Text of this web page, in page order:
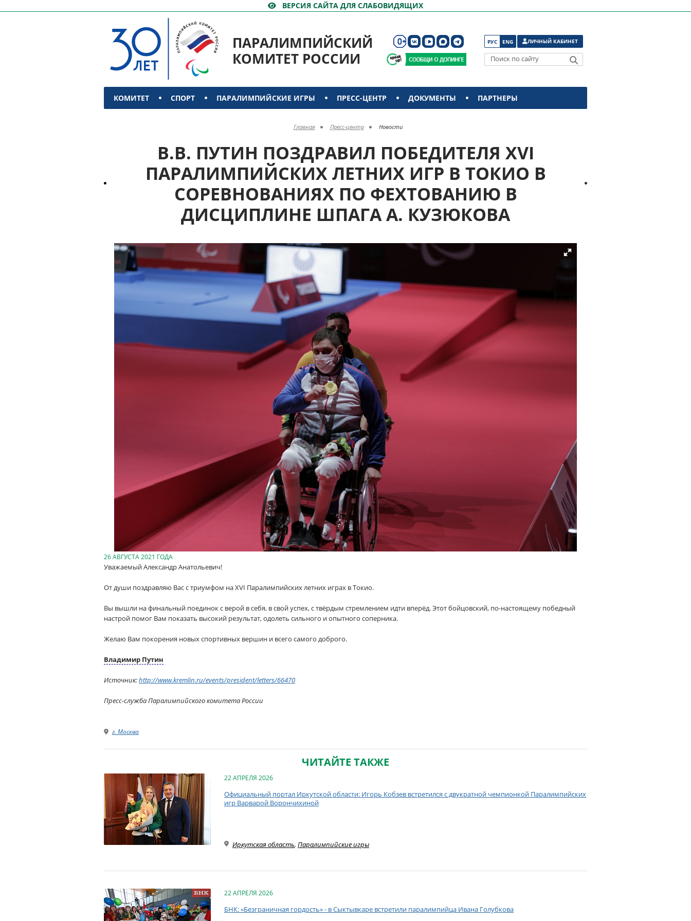
ВЕРСИЯ САЙТА ДЛЯ СЛАБОВИДЯЩИХ
ПАРАЛИМПИЙСКИЙ
КОМИТЕТ РОССИИ
РУС ENG ЛИЧНЫЙ КАБИНЕТ
Поиск по сайту
КОМИТЕТ СПОРТ ПАРАЛИМПИЙСКИЕ ИГРЫ ПРЕСС-ЦЕНТР ДОКУМЕНТЫ ПАРТНЕРЫ
Главная Пресс-центр Новости
В.В. ПУТИН ПОЗДРАВИЛ ПОБЕДИТЕЛЯ XVI
ПАРАЛИМПИЙСКИХ ЛЕТНИХ ИГР В ТОКИО В
СОРЕВНОВАНИЯХ ПО ФЕХТОВАНИЮ В
ДИСЦИПЛИНЕ ШПАГА А. КУЗЮКОВА
26 АВГУСТА 2021 ГОДА
Уважаемый Александр Анатольевич!
От души поздравляю Вас с триумфом на XVI Паралимпийских летних играх в Токио.
Вы вышли на финальный поединок с верой в себя, в свой успех, с твёрдым стремлением идти вперёд. Этот бойцовский, по-настоящему победный
настрой помог Вам показать высокий результат, одолеть сильного и опытного соперника.
Желаю Вам покорения новых спортивных вершин и всего самого доброго.
Владимир Путин
Источник:http://www.kremlin.ru/events/president/letters/66470
Пресс-служба Паралимпийского комитета России
г. Москва
ЧИТАЙТЕ ТАКЖЕ
22 АПРЕЛЯ 2026
Официальный портал Иркутской области: Игорь Кобзев встретился с двукратной чемпионкой Паралимпийских
игр Варварой Ворончихиной
Иркутская область, Паралимпийские игры
22 АПРЕЛЯ 2026
БНК: «Безграничная гордость» - в Сыктывкаре встретили паралимпийца Ивана Голубкова